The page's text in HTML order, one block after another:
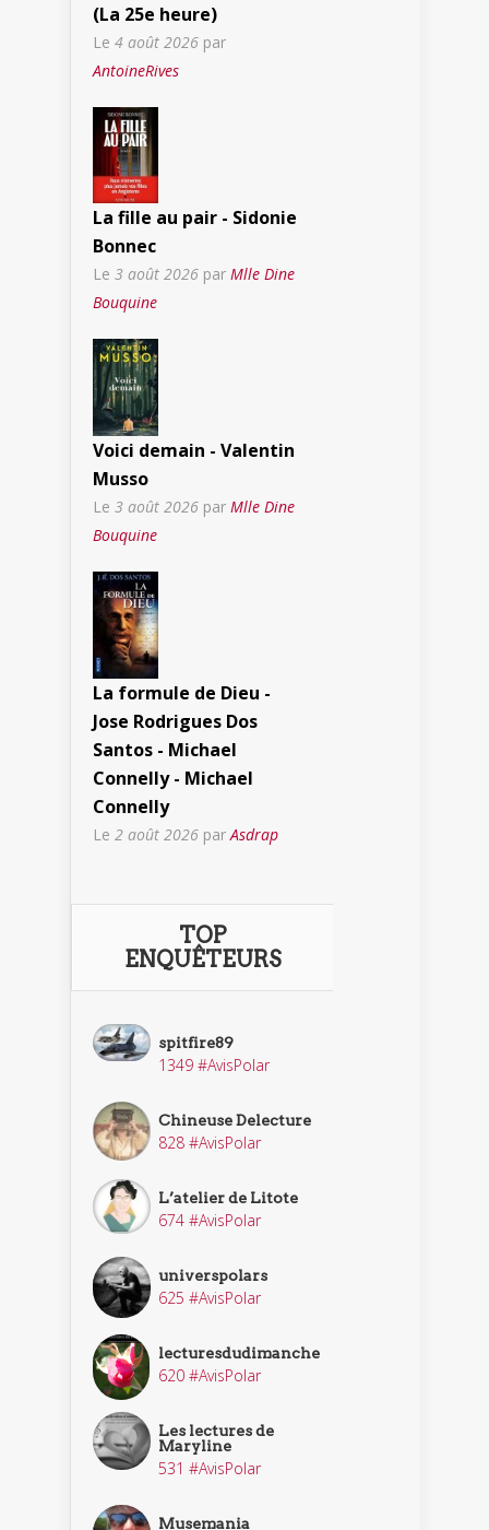
(La 25e heure)
Le 4 août 2026 par
AntoineRives
La fille au pair - Sidonie
Bonnec
Le 3 août 2026 par Mlle Dine
Bouquine
Voici demain - Valentin
Musso
Le 3 août 2026 par Mlle Dine
Bouquine
La formule de Dieu -
Jose Rodrigues Dos
Santos - Michael
Connelly - Michael
Connelly
Le 2 août 2026 parAsdrap
TOP
ENQUÊTEURS
spitfire89
1349 #AvisPolar
Chineuse Delecture
828 #AvisPolar
L’atelier de Litote
674 #AvisPolar
universpolars
625 #AvisPolar
lecturesdudimanche
620 #AvisPolar
Les lectures de
Maryline
531 #AvisPolar
Musemania